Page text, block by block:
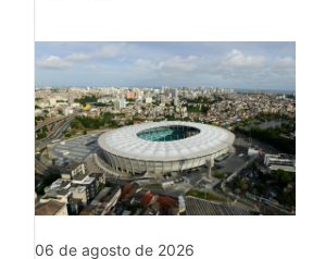
06 de agosto de 2026